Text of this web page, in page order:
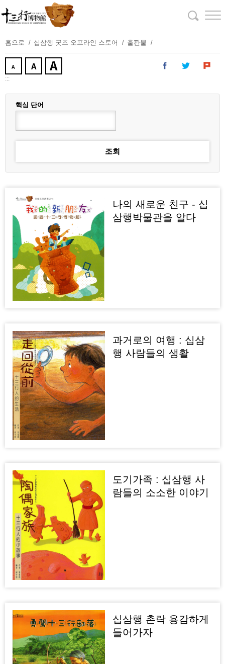
요
용
보
홈으로 십삼행 굿즈 오프라인 스토어 출판물
:::
핵심 단어
나의 새로운 친구 - 십
삼행박물관을 알다
과거로의 여행 : 십삼
행 사람들의 생활
도기가족 : 십삼행 사
람들의 소소한 이야기
십삼행 촌락 용감하게
들어가자